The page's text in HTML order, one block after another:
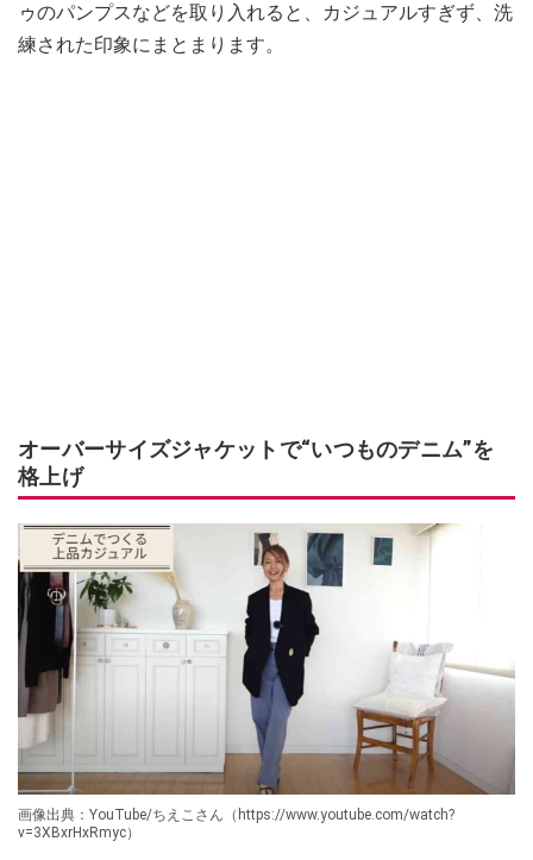
ゥのパンプスなどを取り入れると、カジュアルすぎず、洗
練された印象にまとまります。
オーバーサイズジャケットで“いつものデニム”を
格上げ
画像出典：YouTube/ちえこさん（https://www.youtube.com/watch?
v=3XBxrHxRmyc）